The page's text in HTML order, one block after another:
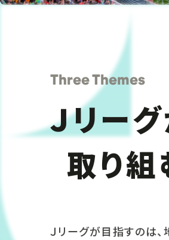
Three Themes
Ｊリー
取り組
Ｊリーグが目指すのは